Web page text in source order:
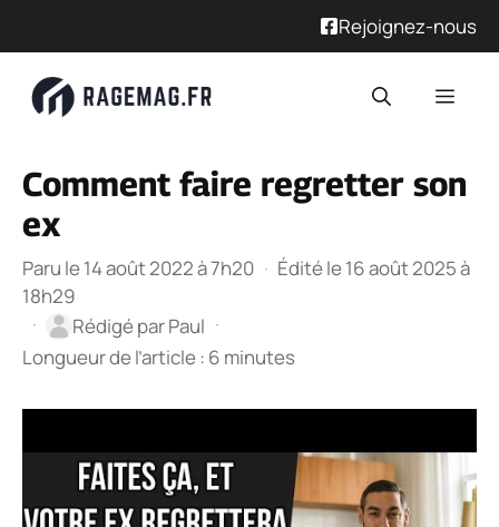
Rejoignez-nous
Comment faire regretter son
ex
Paru le 14 août 2022 à 7h20 · Édité le 16 août 2025 à
18h29
·
Rédigé parPaul ·
Longueur de l’article : 6 minutes